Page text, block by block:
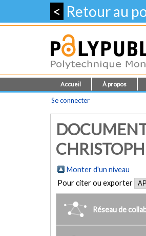
< Retour au
Accueil À propos
Se connecter
Monter d'un niveau
Pour citer ou exporter
Réseau de